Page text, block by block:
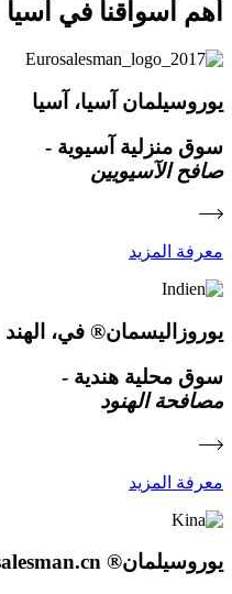
أهم أسواقنا في آسيا
يوروسيلمان آسيا، آسيا
سوق منزلية آسيوية -
صافح الآسيويين
معرفة المزيد
يوروزاليسمان® في، الهند
سوق محلية هندية -
مصافحة الهنود
معرفة المزيد
يوروسيلمان® Eurosalesman.cn، الصين